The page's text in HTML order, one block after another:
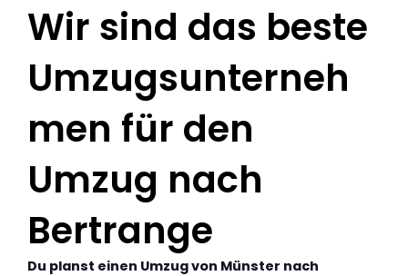
Wir sind das beste
Umzugsunterneh
men für den
Umzug nach
Bertrange
Du planst einen Umzug von Münster nach